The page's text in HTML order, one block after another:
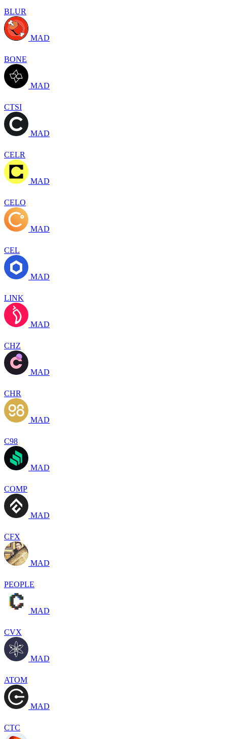
BLUR
MAD
BONE
MAD
CTSI
MAD
CELR
MAD
CELO
MAD
CEL
MAD
LINK
MAD
CHZ
MAD
CHR
MAD
C98
MAD
COMP
MAD
CFX
MAD
PEOPLE
MAD
CVX
MAD
ATOM
MAD
CTC